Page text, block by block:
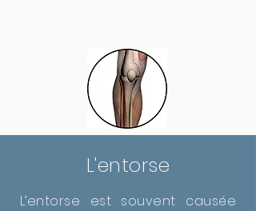
L'entorse
L’entorse est souvent causée